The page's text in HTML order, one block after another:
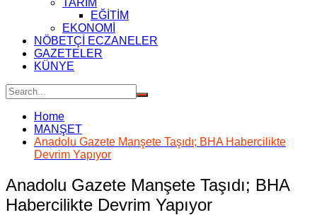
TARIM
EĞİTİM
EKONOMİ
NÖBETÇİ ECZANELER
GAZETELER
KÜNYE
Home
MANŞET
Anadolu Gazete Manşete Taşıdı; BHA Habercilikte
Devrim Yapıyor
Anadolu Gazete Manşete Taşıdı; BHA
Habercilikte Devrim Yapıyor